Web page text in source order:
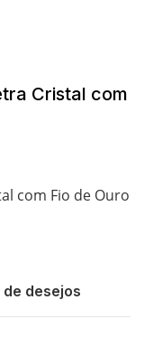
Cristal com
com Fio de Ouro
desejos